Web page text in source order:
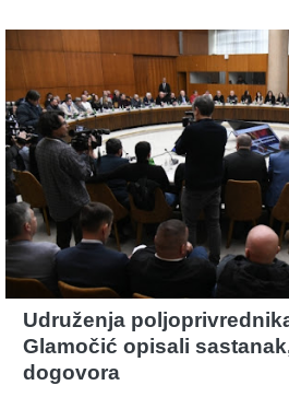
Udruženja
Glamočić opisali
dogovora